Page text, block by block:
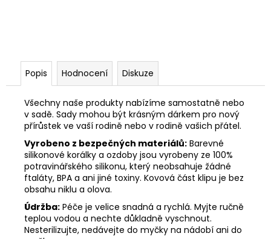
Popis Hodnocení Diskuze
Všechny naše produkty nabízíme samostatně nebo
v sadě. Sady mohou být krásným dárkem pro nový
přírůstek ve vaší rodině nebo v rodině vašich přátel.
Vyrobeno z bezpečných materiálů: Barevné
silikonové korálky a ozdoby jsou vyrobeny ze 100%
potravinářského silikonu, který neobsahuje žádné
ftaláty, BPA a ani jiné toxiny. Kovová část klipu je bez
obsahu niklu a olova.
Údržba: Péče je velice snadná a rychlá. Myjte ručně
teplou vodou a nechte důkladně vyschnout.
Nesterilizujte, nedávejte do myčky na nádobí ani do